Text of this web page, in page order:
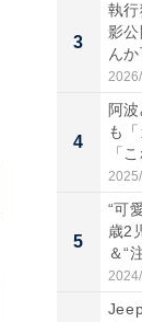
3
執
影
ん
れ...
4
阿
も
「
ち...
5
“可
歳2
＆“